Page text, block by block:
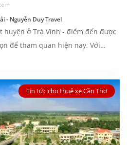
- Nguyễn Duy Travel
huyện ở Trà Vinh - điểm đến được
để tham quan hiện nay. Với
Tin tức cho thuê xe Cần Thơ